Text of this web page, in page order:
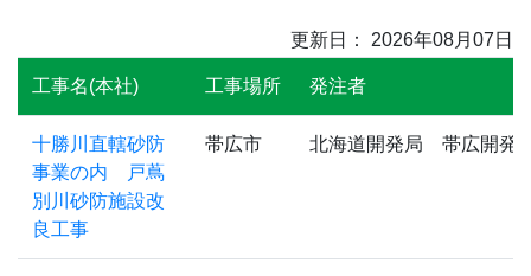
更新日： 2026年08月07日
工事名(本社) 工事場所 発注者
十勝川直轄砂防
事業の内 戸蔦
別川砂防施設改
良工事
帯広市 北海道開発局 帯広開発